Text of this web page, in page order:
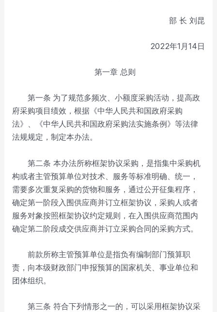
部 长 刘昆
2022年1月14日
第一章 总则
第一条 为了规范多频次、小额度采购活动，提高政
府采购项目绩效，根据《中华人民共和国政府采购
法》、《中华人民共和国政府采购法实施条例》等法律
法规规定，制定本办法。
第二条 本办法所称框架协议采购，是指集中采购机
构或者主管预算单位对技术、服务等标准明确、统一，
需要多次重复采购的货物和服务，通过公开征集程序，
确定第一阶段入围供应商并订立框架协议，采购人或者
服务对象按照框架协议约定规则，在入围供应商范围内
确定第二阶段成交供应商并订立采购合同的采购方式。
前款所称主管预算单位是指负有编制部门预算职
责，向本级财政部门申报预算的国家机关、事业单位和
团体组织。
第三条 符合下列情形之一的，可以采用框架协议采